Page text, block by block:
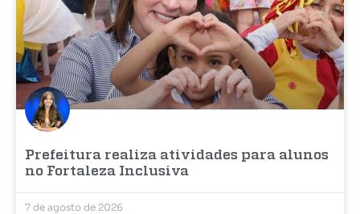
Prefeitura realiza atividades para alunos
no Fortaleza Inclusiva
7 de agosto de 2026